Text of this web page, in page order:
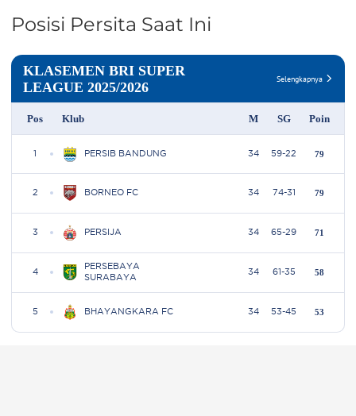
Posisi Persita Saat Ini